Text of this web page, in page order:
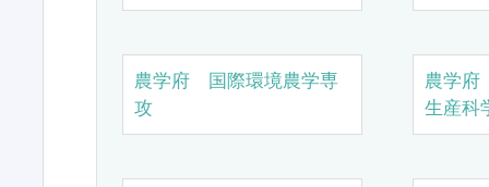
農学府 国際環境農学専
攻
農学
生産科